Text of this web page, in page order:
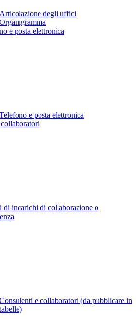
Articolazione degli uffici
Organigramma
e posta elettronica
Telefono e posta elettronica
di incarichi di collaborazione o
Consulenti e collaboratori (da pubblicare in
tabelle)